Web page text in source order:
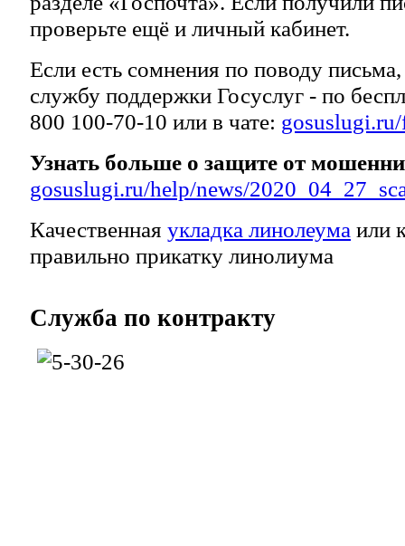
проверьте ещё и личный кабинет.
Если есть сомнения по поводу письма,
службу поддержки Госуслуг - по
800 100-70-10 или в чате:
Узнать больше о защите от
gosuslugi.ru/help/news/
Качественная укладка линолеума или
правильно прикатку линолиума
Служба по контракту